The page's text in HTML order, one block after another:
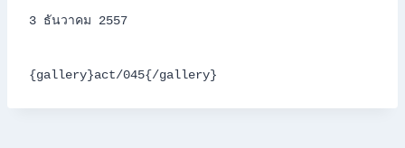
3 ธันวาคม 2557
{gallery}act/045{/gallery}